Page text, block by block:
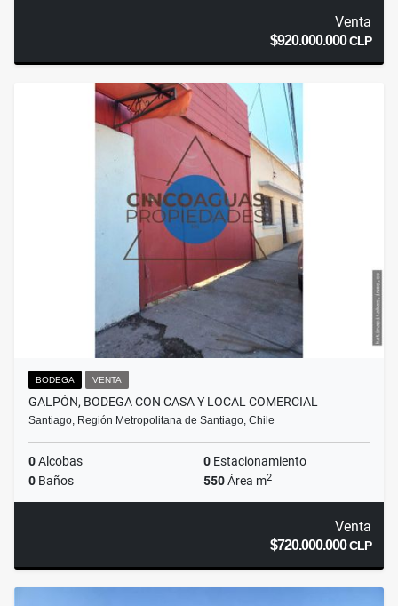
Venta
$920.000.000CLP
BODEGA VENTA
GALPÓN, BODEGA CON CASA Y LOCAL COMERCIAL
Santiago, Región Metropolitana de Santiago, Chile
0Alcobas 0 Estacionamiento
0 Baños 550Área m2
Venta
$720.000.000CLP